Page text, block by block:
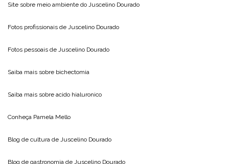
Site sobre meio ambiente do Juscelino Dourado
Fotos profissionais de Juscelino Dourado
Fotos pessoais de Juscelino Dourado
Saiba mais sobre bichectomia
Saiba mais sobre acido hialuronico
Conheça Pamela Mello
Blog de cultura de Juscelino Dourado
Blog de gastronomia de Juscelino Dourado